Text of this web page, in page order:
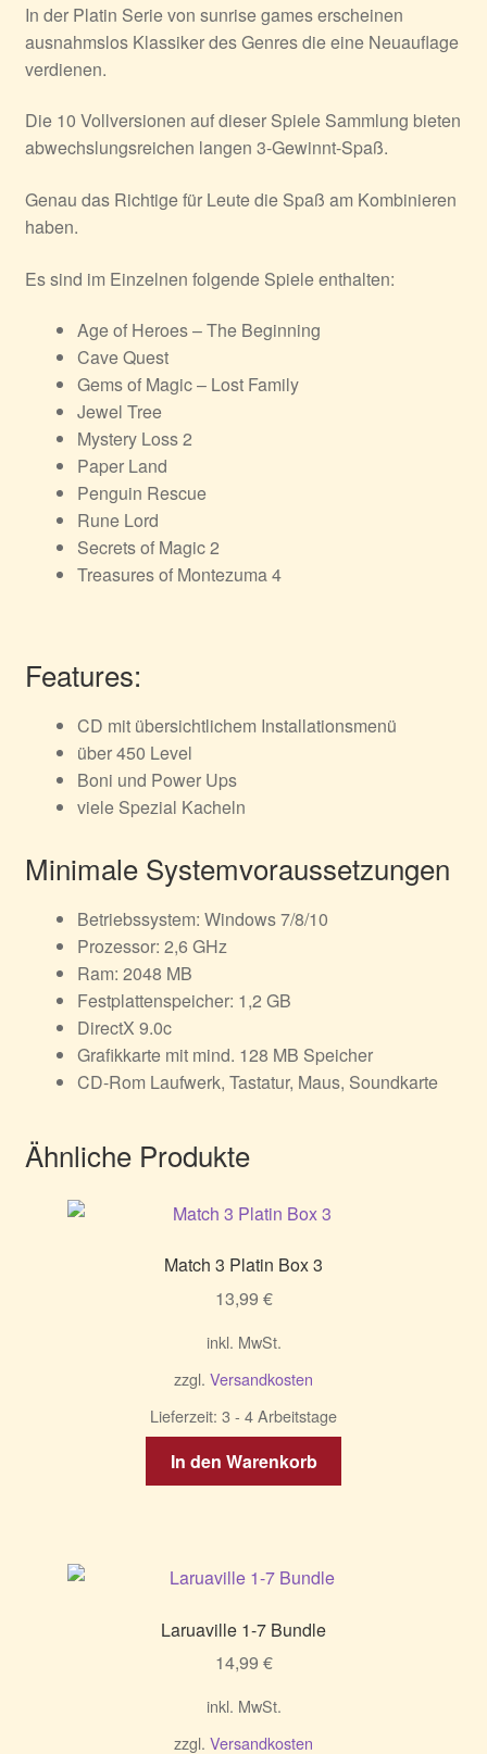
In der Platin Serie von sunrise games erscheinen
ausnahmslos Klassiker des Genres die eine Neuauflage
verdienen.
Die 10 Vollversionen auf dieser Spiele Sammlung bieten
abwechslungsreichen langen 3-Gewinnt-Spaß.
Genau das Richtige für Leute die Spaß am Kombinieren
haben.
Es sind im Einzelnen folgende Spiele enthalten:
Age of Heroes – The Beginning
Cave Quest
Gems of Magic – Lost Family
Jewel Tree
Mystery Loss 2
Paper Land
Penguin Rescue
Rune Lord
Secrets of Magic 2
Treasures of Montezuma 4
Features:
CD mit übersichtlichem Installationsmenü
über 450 Level
Boni und Power Ups
viele Spezial Kacheln
Minimale Systemvoraussetzungen
Betriebssystem: Windows 7/8/10
Prozessor: 2,6 GHz
Ram: 2048 MB
Festplattenspeicher: 1,2 GB
DirectX 9.0c
Grafikkarte mit mind. 128 MB Speicher
CD-Rom Laufwerk, Tastatur, Maus, Soundkarte
Ähnliche Produkte
Match 3 Platin Box 3
13,99 €
inkl. MwSt.
zzgl. Versandkosten
Lieferzeit: 3 - 4 Arbeitstage
In den Warenkorb
Laruaville 1-7 Bundle
14,99 €
inkl. MwSt.
zzgl. Versandkosten